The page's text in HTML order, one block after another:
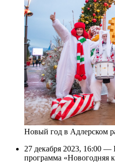
Новый год в Адлерском
27 декабря 2023, 16:00 —
программа «Новогодняя